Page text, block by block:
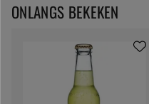
ONLANGS BEKEKEN